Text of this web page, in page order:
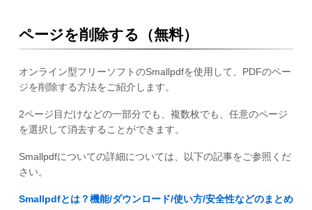
ページを削除する（無料）
オンライン型フリーソフトのSmallpdfを使用して、PDFのペー
ジを削除する方法をご紹介します。
2ページ目だけなどの一部分でも、複数枚でも、任意のページ
を選択して消去することができます。
Smallpdfについての詳細については、以下の記事をご参照くだ
さい。
Smallpdfとは？機能/ダウンロード/使い方/安全性などのまとめ